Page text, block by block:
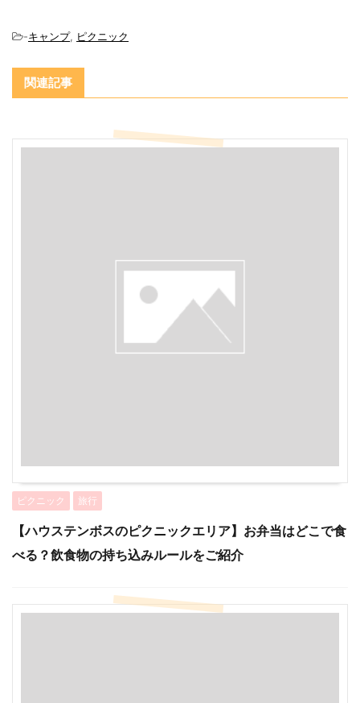
-キャンプ, ピクニック
関連記事
ピクニック 旅行
【ハウステンボスのピクニックエリア】お弁当はどこで食
べる？飲食物の持ち込みルールをご紹介